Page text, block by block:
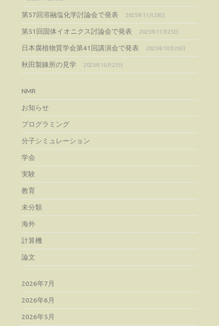
第57回溶融塩化学討論会で発表 2025年11月28日
第51回固体イオニクス討論会で発表 2025年11月25日
日本腐植物質学会第41回講演会で発表 2025年10月26日
秋田製錬所の見学 2025年10月23日
NMR
お知らせ
プログラミング
分子シミュレーション
学会
実験
教育
未分類
海外
計算機
論文
2026年7月
2026年6月
2026年5月